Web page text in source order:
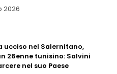
2026
ucciso nel Salernitano,
26enne tunisino: Salvini
nel suo Paese